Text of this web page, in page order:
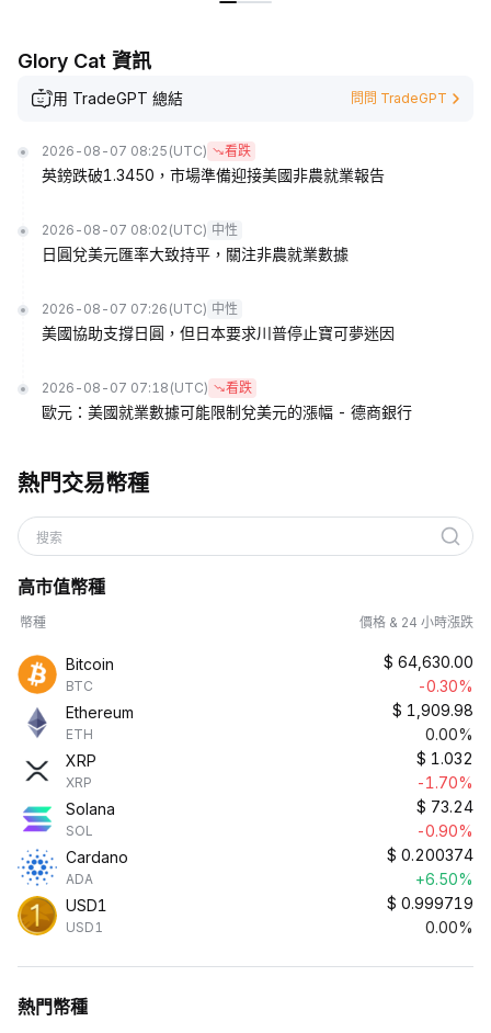
Glory Cat 資訊
用 TradeGPT 總結 問問 TradeGPT
2026-08-07 08:25 (UTC) 看跌
英鎊跌破1.3450，市場準備迎接美國非農就業報告
2026-08-07 08:02 (UTC) 中性
日圓兌美元匯率大致持平，關注非農就業數據
2026-08-07 07:26 (UTC) 中性
美國協助支撐日圓，但日本要求川普停止寶可夢迷因
2026-08-07 07:18 (UTC) 看跌
歐元：美國就業數據可能限制兌美元的漲幅 - 德商銀行
熱門交易幣種
搜索
高市值幣種
幣種 價格 & 24 小時漲跌
Bitcoin
BTC
$ 64,630.00
-0.30%
Ethereum
ETH
$ 1,909.98
0.00%
XRP
XRP
$ 1.032
-1.70%
Solana
SOL
$ 73.24
-0.90%
Cardano
ADA
$ 0.200374
+6.50%
USD1
USD1
$ 0.999719
0.00%
熱門幣種